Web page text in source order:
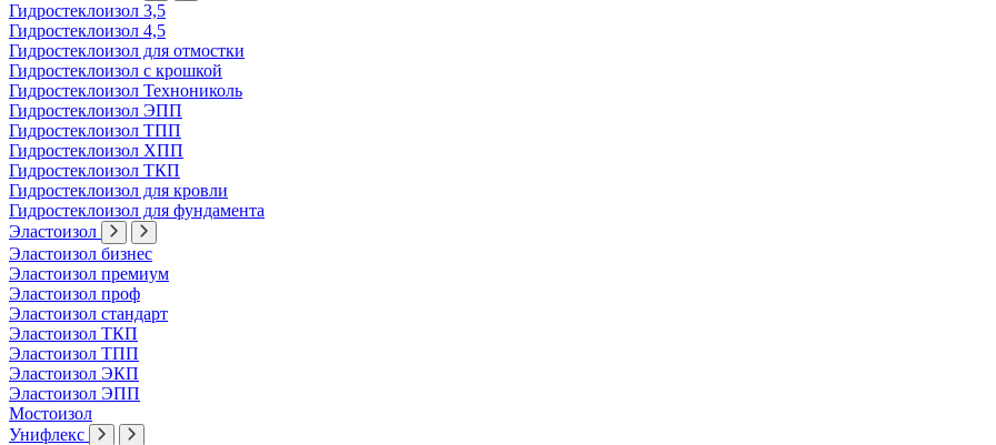
Гидростеклоизол 3,5
Гидростеклоизол 4,5
Гидростеклоизол для отмостки
Гидростеклоизол с крошкой
Гидростеклоизол Технониколь
Гидростеклоизол ЭПП
Гидростеклоизол ТПП
Гидростеклоизол ХПП
Гидростеклоизол ТКП
Гидростеклоизол для кровли
Гидростеклоизол для фундамента
Эластоизол
Эластоизол бизнес
Эластоизол премиум
Эластоизол проф
Эластоизол стандарт
Эластоизол ТКП
Эластоизол ТПП
Эластоизол ЭКП
Эластоизол ЭПП
Мостоизол
Унифлекс